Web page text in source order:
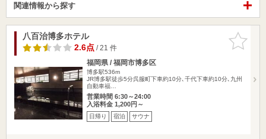
関連情報から探す
お気に入
りに追加
八百治博多ホテル
2.6点/ 21 件
福岡県 / 福岡市博多区
博多駅536m
JR博多駅徒歩5分呉服町下車約10分､千代下車約10分､九州
自動車福…
営業時間 6:30～24:00
入浴料金 1,200円～
日帰り 宿泊 サウナ